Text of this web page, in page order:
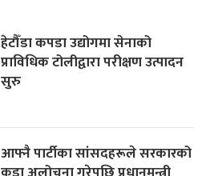
हेटौँडा कपडा उद्योगमा सेनाको
प्राविधिक टोलीद्वारा परीक्षण उत्पादन
सुरु
आफ्नै पार्टीका सांसदहरूले सरकारको